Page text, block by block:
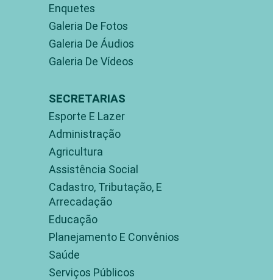
Enquetes
Galeria De Fotos
Galeria De Áudios
Galeria De Vídeos
SECRETARIAS
Esporte E Lazer
Administração
Agricultura
Assistência Social
Cadastro, Tributação, E
Arrecadação
Educação
Planejamento E Convênios
Saúde
Serviços Públicos